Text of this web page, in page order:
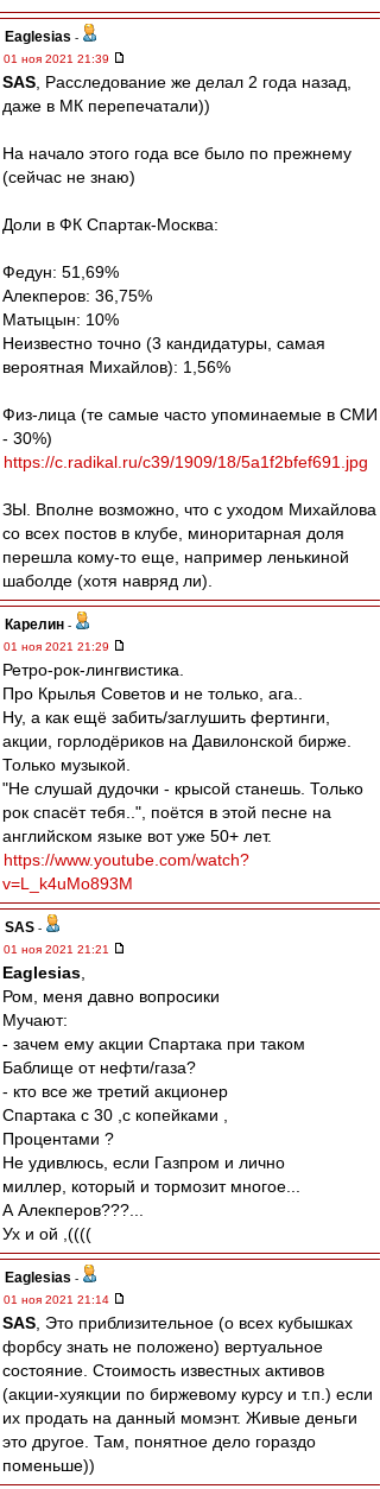
Eaglesias -
01 ноя 2021 21:39
SAS , Расследование же делал 2 года назад,
даже в МК перепечатали))
На начало этого года все было по прежнему
(сейчас не знаю)
Доли в ФК Спартак-Москва:
Федун: 51,69%
Алекперов: 36,75%
Матыцын: 10%
Неизвестно точно (3 кандидатуры, самая
вероятная Михайлов): 1,56%
Физ-лица (те самые часто упоминаемые в СМИ
- 30%)
https://c.radikal.ru/c39/1909/18/5a1f2bfef691.jpg
ЗЫ. Вполне возможно, что с уходом Михайлова
со всех постов в клубе, миноритарная доля
перешла кому-то еще, например ленькиной
шаболде (хотя навряд ли).
Карелин -
01 ноя 2021 21:29
Ретро-рок-лингвистика.
Про Крылья Советов и не только, ага..
Ну, а как ещё забить/заглушить фертинги,
акции, горлодёриков на Давилонской бирже.
Только музыкой.
"Не слушай дудочки - крысой станешь. Только
рок спасёт тебя..", поётся в этой песне на
английском языке вот уже 50+ лет.
https://www.youtube.com/watch?
v=L_k4uMo893M
SAS -
01 ноя 2021 21:21
Eaglesias
Ром, меня давно вопросики
Мучают:
- зачем ему акции Спартака при таком
Баблище от нефти/газа?
- кто все же третий акционер
Спартака с 30 ,с копейками ,
Процентами ?
Не удивлюсь, если Газпром и лично
миллер, который и тормозит многое...
А Алекперов???...
Ух и ой ,((((
Eaglesias -
01 ноя 2021 21:14
SAS , Это приблизительное (о всех кубышках
форбсу знать не положено) вертуальное
состояние. Стоимость известных активов
(акции-хуякции по биржевому курсу и т.п.) если
их продать на данный момэнт. Живые деньги
это другое. Там, понятное дело гораздо
поменьше))